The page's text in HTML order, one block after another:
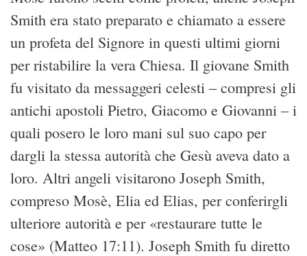
Smith era stato preparato e chiamato a essere
un profeta del Signore in questi ultimi giorni
per ristabilire la vera Chiesa. Il giovane Smith
fu visitato da messaggeri celesti – compresi gli
antichi apostoli Pietro, Giacomo e Giovanni – i
quali posero le loro mani sul suo capo per
dargli la stessa autorità che Gesù aveva dato a
loro. Altri angeli visitarono Joseph Smith,
compreso Mosè, Elia ed Elias, per conferirgli
ulteriore autorità e per «restaurare tutte le
cose» (Matteo 17:11). Joseph Smith fu diretto